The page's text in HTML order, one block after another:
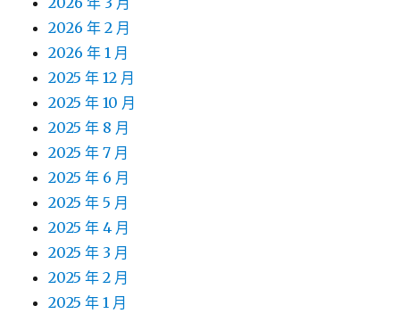
2026 年 2 月
2026 年 1 月
2025 年 12 月
2025 年 10 月
2025 年 8 月
2025 年 7 月
2025 年 6 月
2025 年 5 月
2025 年 4 月
2025 年 3 月
2025 年 2 月
2025 年 1 月